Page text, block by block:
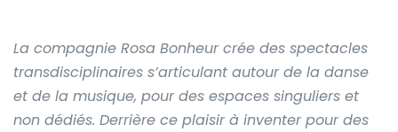
La compagnie Rosa Bonheur crée des spectacles
transdisciplinaires s’articulant autour de la danse
et de la musique, pour des espaces singuliers et
non dédiés. Derrière ce plaisir à inventer pour des